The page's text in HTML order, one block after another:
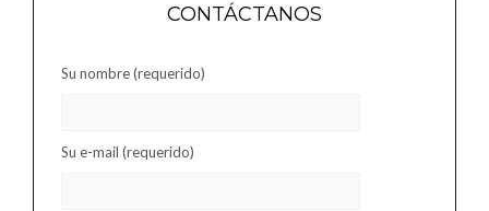
CONTÁCTANOS
Su nombre (requerido)
Su e-mail (requerido)